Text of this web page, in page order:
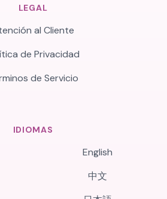
LEGAL
al Cliente
de Privacidad
de Servicio
IDIOMAS
English
中文